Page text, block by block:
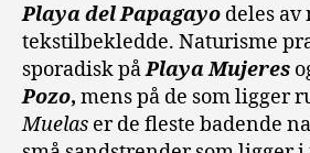
Playa del Papagayo deles av
tekstilbekledde. Naturisme
sporadisk påPlaya Mujeres
Pozo, mens på de som ligger
Muelas er de fleste badende